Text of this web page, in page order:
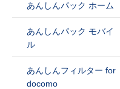
あんしんパック ホーム
あんしんパック モバイ
ル
あんしんフィルター for
docomo